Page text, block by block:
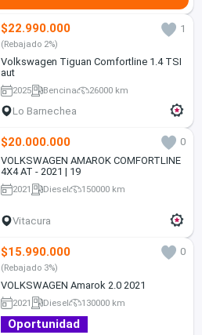
$22.990.000 1
(Rebajado 2%)
Volkswagen Tiguan Comfortline 1.4 TSI
aut
2025 Bencina 26000 km
Lo Barnechea
$20.000.000
0
VOLKSWAGEN AMAROK COMFORTLINE
4X4 AT - 2021 | 19
2021 Diesel 150000 km
Vitacura
$15.990.000 0
(Rebajado 3%)
VOLKSWAGEN Amarok 2.0 2021
2021 Diesel 130000 km
Oportunidad